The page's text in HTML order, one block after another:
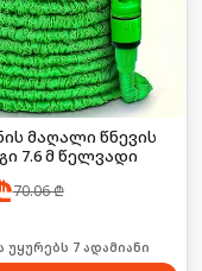
მაღალი წნევის
7.6 მ წელვადი
70.06₾
24სთ-ში იყიდა 10-მა